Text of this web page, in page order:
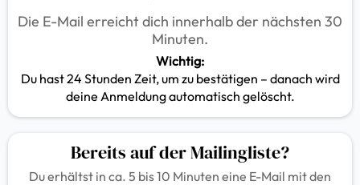
Die E-Mail erreicht dich innerhalb der nächsten 30
Minuten.
Wichtig:
Du hast 24 Stunden Zeit, um zu bestätigen – danach wird
deine Anmeldung automatisch gelöscht.
Bereits auf der Mailingliste?
Du erhältst in ca. 5 bis 10 Minuten eine E-Mail mit den